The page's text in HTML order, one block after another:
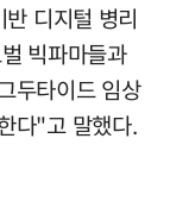
디지털 병리
빅파마들과
두타이드 임상
다"고 말했다.